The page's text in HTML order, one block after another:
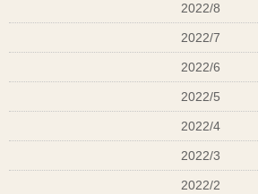
2022/8
2022/7
2022/6
2022/5
2022/4
2022/3
2022/2